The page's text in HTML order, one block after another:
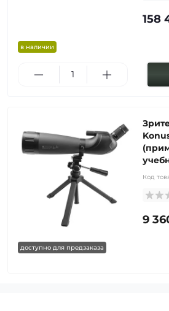
в наличии
158
доступно для предзаказа
Код
9